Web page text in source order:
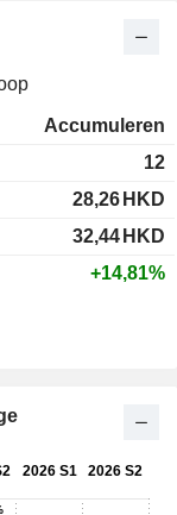
Accumuleren
12
28,26 HKD
32,44 HKD
+14,81%